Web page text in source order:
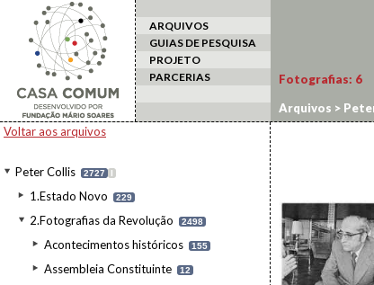
ARQUIVOS
GUIAS DE PESQUISA
PROJETO
PARCERIAS
Voltar aos arquivos
Peter Collis 2727 I
1.Estado Novo 229
2.Fotografias da Revolução 2498
Acontecimentos históricos 155
Assembleia Constituinte 12
Fotografias: 6
Arquivos >